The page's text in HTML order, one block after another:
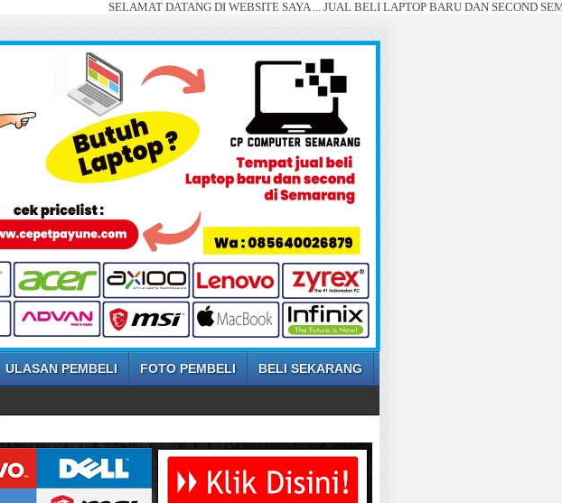
SELAMAT DATANG DI WEBSITE SAYA ... JUAL BELI LAPTOP BARU DAN SECOND SEMARANG
ULASAN PEMBELI FOTO PEMBELI BELI SEKARANG